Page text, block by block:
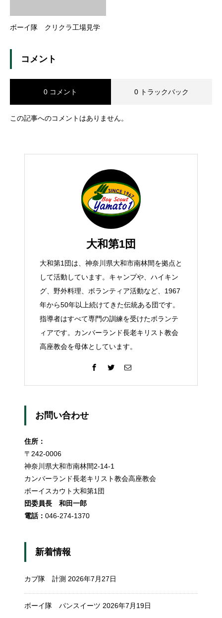
ボーイ隊 クリクラ工場見学
コメント
0 コメント 0 トラックバック
この記事へのコメントはありません。
大和第1団
大和第1団は、神奈川県大和市南林間を拠点と
して活動しています。キャンプや、ハイキン
グ、野外料理、ボランティア活動など、1967
年から50年以上続けてきた伝統ある団です。
指導者はすべて専門の訓練を受けたボランテ
ィアです。カンバーランド長老キリスト教会
高座教会を母体としています。
お問い合わせ
住所：
〒242-0006
神奈川県大和市南林間2-14-1
カンバーランド長老キリスト教会高座教会
ボーイスカウト大和第1団
団委員長 和田一郎
電話： 046-274-1370
新着情報
カブ隊 計測 2026年7月27日
ボーイ隊 パンスイーツ 2026年7月19日